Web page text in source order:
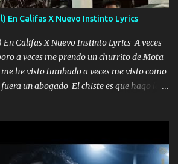
En Califas X Nuevo Instinto Lyrics
En Califas X Nuevo Instinto Lyrics A veces
a veces me prendo un churrito de Mota
he visto tumbado a veces me visto como
un abogado El chiste es que hago lo
subir de level trucha mis plebes Música
a veces me ven la cachucha de lado